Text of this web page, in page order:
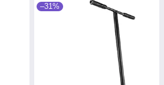
–31%